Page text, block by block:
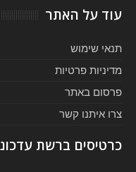
עוד על האתר
תנאי שימוש
מדיניות פרטיות
פרסום באתר
צרו איתנו קשר
כרטיסים ברשת